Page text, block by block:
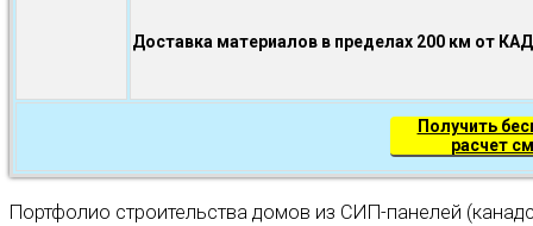
Доставка материалов в пределах 200 км от
Получить
расчет
Портфолио строительства домов из СИП-панелей